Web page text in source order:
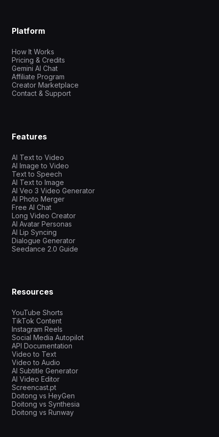
Platform
How It Works
Pricing & Credits
Gemini AI Chat
Affiliate Program
Creator Marketplace
Contact & Support
Features
AI Text to Video
AI Image to Video
Text to Speech
AI Text to Image
AI Veo 3 Video Generator
AI Photo Merger
Free AI Chat
Long Video Creator
AI Avatar Personas
AI Lip Syncing
Dialogue Generator
Seedance 2.0 Guide
Resources
YouTube Shorts
TikTok Content
Instagram Reels
Social Media Autopilot
API Documentation
Video to Text
Video to Audio
AI Subtitle Generator
AI Video Editor
Screencast.pt
Doitong vs HeyGen
Doitong vs Synthesia
Doitong vs Runway